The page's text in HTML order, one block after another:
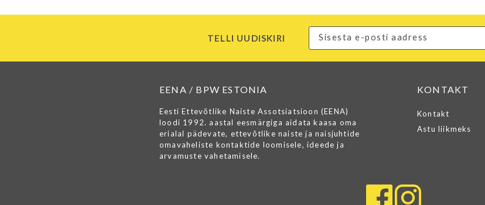
TELLI UUDISKIRI
EENA / BPW ESTONIA
Eesti Ettevõtlike Naiste Assotsiatsioon (EENA)
loodi 1992. aastal eesmärgiga aidata kaasa oma
erialal pädevate, ettevõtlike naiste ja naisjuhtide
omavaheliste kontaktide loomisele, ideede ja
arvamuste vahetamisele.
KONTAKT
Kontakt
Astu liikmeks